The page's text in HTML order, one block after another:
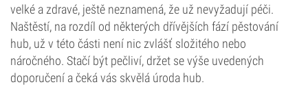
velké a zdravé, ještě neznamená, že už nevyžadují péči.
Naštěstí, na rozdíl od některých dřívějších fází pěstování
hub, už v této části není nic zvlášť složitého nebo
náročného. Stačí být pečliví, držet se výše uvedených
doporučení a čeká vás skvělá úroda hub.